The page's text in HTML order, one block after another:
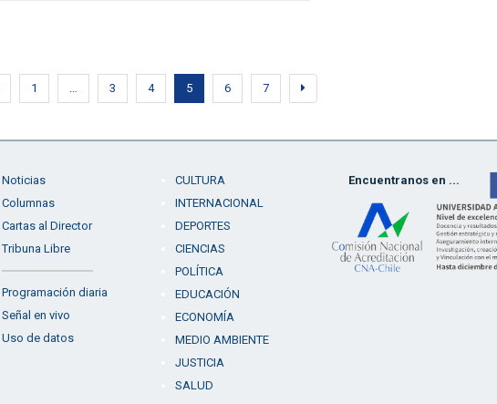
1 … 3 4 5 6 7
Noticias
Columnas
Cartas al Director
Tribuna Libre
Programación diaria
Señal en vivo
Uso de datos
CULTURA
INTERNACIONAL
DEPORTES
CIENCIAS
POLÍTICA
EDUCACIÓN
ECONOMÍA
MEDIO AMBIENTE
JUSTICIA
SALUD
Encuentranos en ...